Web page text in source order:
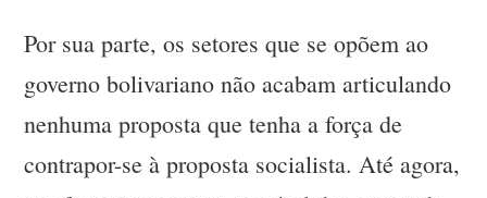
Por sua parte, os setores que se opõem ao
governo bolivariano não acabam articulando
nenhuma proposta que tenha a força de
contrapor-se à proposta socialista. Até agora,